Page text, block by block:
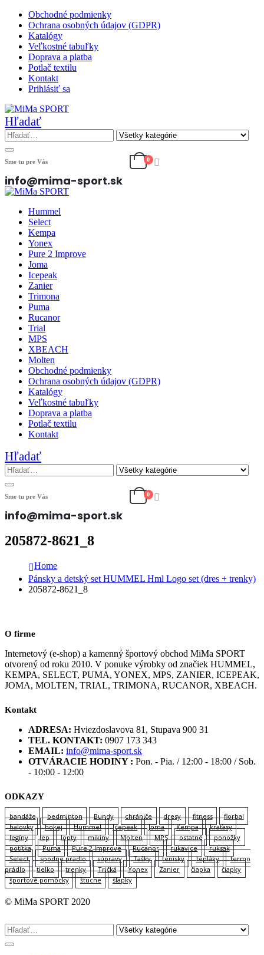
Obchodné podmienky
Ochrana osobných údajov (GDPR)
Katalógy
Veľkostné tabuľky
Doprava a platba
Potlač textilu
Kontakt
Prihlásiť sa
Hľadať
Sme tu pre Vás
info@mima-sport.sk
0
Hummel
Select
Kempa
Yonex
Pure 2 Improve
Joma
Icepeak
Zanier
Trimona
Puma
Rucanor
Trial
MPS
XBEACH
Molten
Obchodné podmienky
Ochrana osobných údajov (GDPR)
Katalógy
Veľkostné tabuľky
Doprava a platba
Potlač textilu
Kontakt
Hľadať
Sme tu pre Vás
info@mima-sport.sk
0
205872-8621_8
Home
Pánsky a detský set HUMMEL Hml Logo set (dres + trenky)
205872-8621_8
O firme
Internetový (e-shop) a kamenný športový obchod MiMa SPORT
otvorený od roku 2010. V ponuke výrobky od značiek HUMMEL,
KEMPA, SELECT, PUMA, YONEX, MPS, ZANIER, ICEPEAK,
JOMA, MOLTEN, TRIAL, TRIMONA, RUCANOR, XBEACH.
Kontakt
ADRESA: Hviezdoslavova 81, Stupava 900 31
TEL. KONTAKT: 0907 173 343
EMAIL: info@mima-sport.sk
OTVÁRACIE HODINY : Pon. - Pia. / 12:00 - 18:00 / Sob.
- 10:00 - 12:00
ODKAZY
bandáže bedminton Bundy chrániče dresy fitness
florbal
halovky
hokej Hummel Icepeak Joma Kempa
kraťasy
legíny
lep lopty mikiny Molten MPS ostatné
ponožky
potítka
Puma Pure 2 Improve Rucanor rukavice
ruksak
Select
spodne pradlo súpravy Tašky tenisky tepláky
termo
prádlo
tielko trenky Tričká Yonex Zanier čiapka
čiapky
športové pomôcky
štucne šľapky
© MiMa SPORT 2020